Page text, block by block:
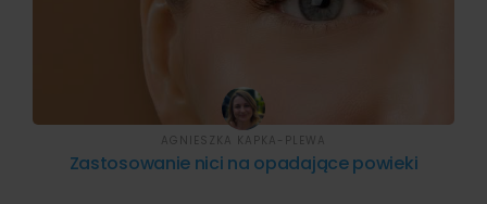
Zastosowanie nici na opadające powieki
AGNIESZKA KAPKA-PLEWA